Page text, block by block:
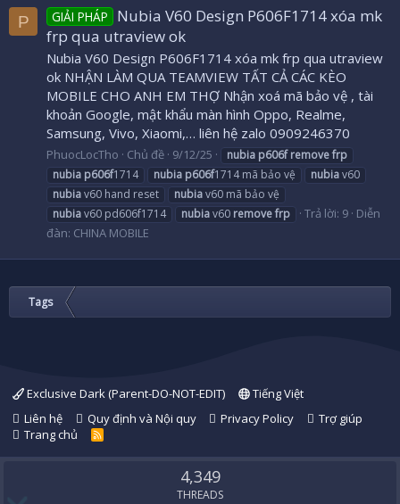
P GIẢI PHÁP
Nubia V60 Design P606F1714 xóa mk
frp qua utraview ok
Nubia V60 Design P606F1714 xóa mk frp qua utraview
ok NHẬN LÀM QUA TEAMVIEW TẤT CẢ CÁC KÈO
MOBILE CHO ANH EM THỢ Nhận xoá mã bảo vệ , tài
khoản Google, mật khẩu màn hình Oppo, Realme,
Samsung, Vivo, Xiaomi,… liên hệ zalo 0909246370
PhuocLocTho Chủ đề 9/12/25 nubia p606f removefrp
nubia p606f1714 nubia p606f1714 mã bảo vệ nubiav60
nubiav60 hand reset nubiav60 mã bảo vệ
nubiav60 pd606f1714 nubiav60 removefrp Trả lời: 9 Diễn
đàn: CHINA MOBILE
Tags
Exclusive Dark (Parent-DO-NOT-EDIT)
Tiếng Việt
Liên hệ
Quy định và Nội quy Privacy Policy
Trợ giúp
Trang chủ
R
S
4,349
THREADS